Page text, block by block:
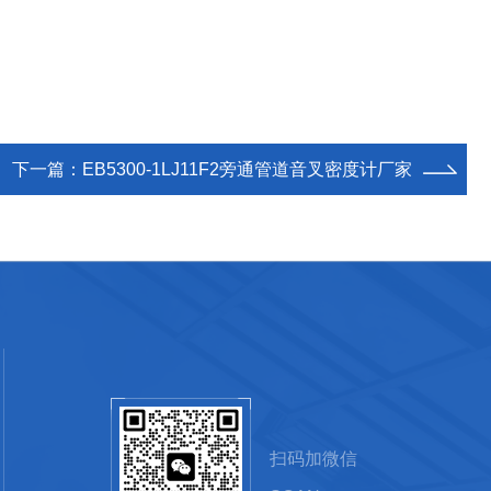
下一篇： EB5300-1LJ11F2旁通管道音叉密度计厂家
扫码加微信